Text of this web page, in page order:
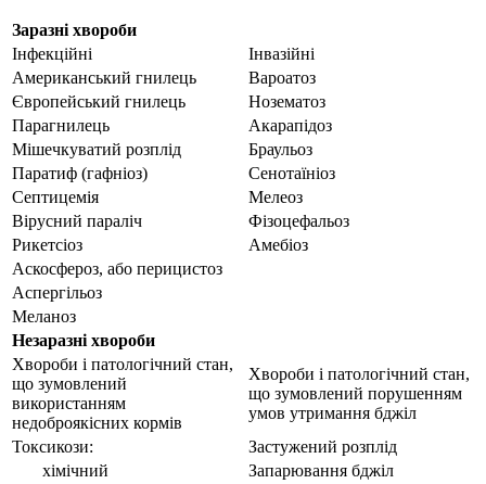
Заразні хвороби
Інфекційні
Інвазійні
Американський гнилець
Вароатоз
Європейський гнилець
Нозематоз
Парагнилець
Акарапідоз
Мішечкуватий розплід
Браульоз
Паратиф (гафніоз)
Сенотаїніоз
Септицемія
Мелеоз
Вірусний параліч
Фізоцефальоз
Рикетсіоз
Амебіоз
Аскосфероз, або перицистоз
Аспергільоз
Меланоз
Незаразні хвороби
Хвороби і патологічний стан,
що зумовлений
використанням
недоброякісних кормів
Хвороби і патологічний стан,
що зумовлений порушенням
умов утримання бджіл
Токсикози:
Застужений розплід
хімічний
Запарювання бджіл